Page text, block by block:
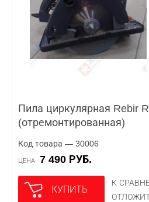
Пила циркулярная Rebir
(отремонтированная)
Код товара — 30006
ЦЕНА 7 490 РУБ.
КУПИТЬ
К